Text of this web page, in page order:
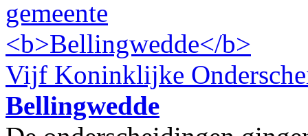
Vijf Koninklijke
Bellingwedde